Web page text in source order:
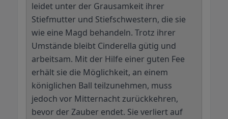
leidet unter der Grausamkeit ihrer
Stiefmutter und Stiefschwestern, die sie
wie eine Magd behandeln. Trotz ihrer
Umstände bleibt Cinderella gütig und
arbeitsam. Mit der Hilfe einer guten Fee
erhält sie die Möglichkeit, an einem
königlichen Ball teilzunehmen, muss
jedoch vor Mitternacht zurückkehren,
bevor der Zauber endet. Sie verliert auf